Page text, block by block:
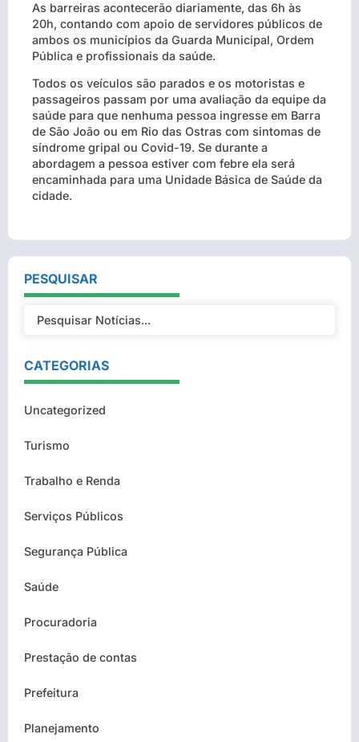
As barreiras acontecerão diariamente, das 6h às
20h, contando com apoio de servidores públicos de
ambos os municípios da Guarda Municipal, Ordem
Pública e profissionais da saúde.
Todos os veículos são parados e os motoristas e
passageiros passam por uma avaliação da equipe da
saúde para que nenhuma pessoa ingresse em Barra
de São João ou em Rio das Ostras com sintomas de
síndrome gripal ou Covid-19. Se durante a
abordagem a pessoa estiver com febre ela será
encaminhada para uma Unidade Básica de Saúde da
cidade.
PESQUISAR
CATEGORIAS
Uncategorized
Turismo
Trabalho e Renda
Serviços Públicos
Segurança Pública
Saúde
Procuradoria
Prestação de contas
Prefeitura
Planejamento